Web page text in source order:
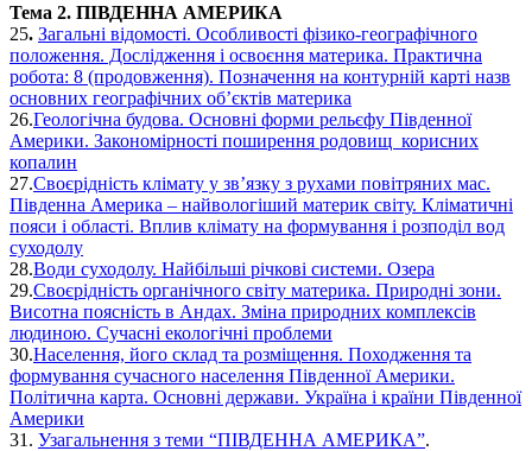
Тема 2. ПІВДЕННА АМЕРИКА
25. Загальні відомості. Особливості фізико-географічного
положення. Дослідження і освоєння материка. Практична
робота: 8 (продовження). Позначення на контурній карті назв
основних географічних об’єктів материка
26.Геологічна будова. Основні форми рельєфу Південної
Америки. Закономірності поширення родовищ корисних
копалин
27.Своєрідність клімату у зв’язку з рухами повітряних мас.
Південна Америка – найвологіший материк світу. Кліматичні
пояси і області. Вплив клімату на формування і розподіл вод
суходолу
28.Води суходолу. Найбільші річкові системи. Озера
29.Своєрідність органічного світу материка. Природні зони.
Висотна поясність в Андах. Зміна природних комплексів
людиною. Сучасні екологічні проблеми
30.Населення, його склад та розміщення. Походження та
формування сучасного населення Південної Америки.
Політична карта. Основні держави. Україна і країни Південної
Америки
31. Узагальнення з теми “ПІВДЕННА АМЕРИКА”.